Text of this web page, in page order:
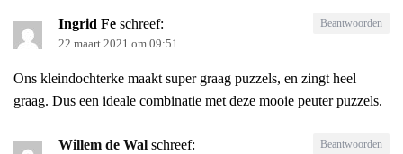
Ingrid Fe schreef:
22 maart 2021 om 09:51
Ons kleindochterke maakt super graag puzzels, en zingt heel
graag. Dus een ideale combinatie met deze mooie peuter puzzels.
Beantwoorden
Willem de Wal schreef: Beantwoorden